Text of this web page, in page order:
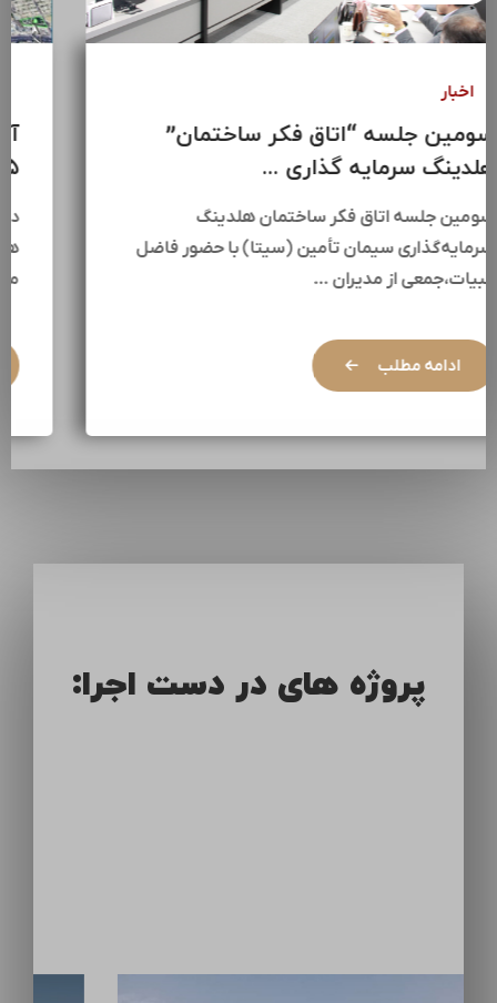
سومین جلسه “اتاق فکر ساختمان”
هلدینگ سرمایه گذاری ...
سومین جلسه اتاق فکر ساختمان هلدینگ
سرمایه‌گذاری سیمان تأمین (سیتا) با حضور فاضل
عبیات،جمعی از مدیران …
ادامه مطلب
پروژه های در دست اجرا: